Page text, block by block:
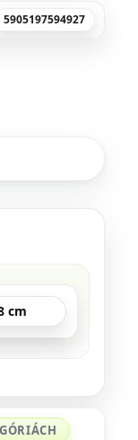
5905197594927
cm